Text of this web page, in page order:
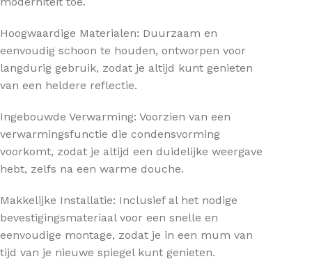
Hoogwaardige Materialen: Duurzaam en
eenvoudig schoon te houden, ontworpen voor
langdurig gebruik, zodat je altijd kunt genieten
van een heldere reflectie.
Ingebouwde Verwarming: Voorzien van een
verwarmingsfunctie die condensvorming
voorkomt, zodat je altijd een duidelijke weergave
hebt, zelfs na een warme douche.
Makkelijke Installatie: Inclusief al het nodige
bevestigingsmateriaal voor een snelle en
eenvoudige montage, zodat je in een mum van
tijd van je nieuwe spiegel kunt genieten.